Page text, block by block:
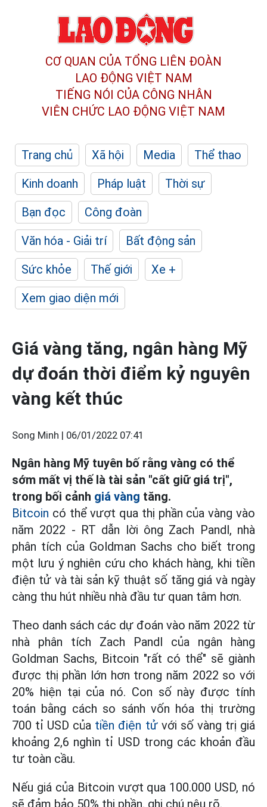
CƠ QUAN CỦA TỔNG LIÊN ĐOÀN
LAO ĐỘNG VIỆT NAM
TIẾNG NÓI CỦA CÔNG NHÂN
VIÊN CHỨC LAO ĐỘNG VIỆT NAM
Trang chủ Xã hội Media
Thể thao
Kinh doanh
Pháp luật
Thời sự
Bạn đọc
Công đoàn
Văn hóa - Giải trí
Bất động sản
Sức khỏe
Thế giới
Xe +
Xem giao diện mới
Giá vàng tăng, ngân hàng Mỹ
dự đoán thời điểm kỷ nguyên
vàng kết thúc
Song Minh | 06/01/2022 07:41
Ngân hàng Mỹ tuyên bố rằng vàng có thể
sớm mất vị thế là tài sản "cất giữ giá trị",
trong bối cảnh giá vàng tăng.
Bitcoin có thể vượt qua thị phần của vàng vào
năm 2022 - RT dẫn lời ông Zach Pandl, nhà
phân tích của Goldman Sachs cho biết trong
một lưu ý nghiên cứu cho khách hàng, khi tiền
điện tử và tài sản kỹ thuật số tăng giá và ngày
càng thu hút nhiều nhà đầu tư quan tâm hơn.
Theo danh sách các dự đoán vào năm 2022 từ
nhà phân tích Zach Pandl của ngân hàng
Goldman Sachs, Bitcoin "rất có thể" sẽ giành
được thị phần lớn hơn trong năm 2022 so với
20% hiện tại của nó. Con số này được tính
toán bằng cách so sánh vốn hóa thị trường
700 tỉ USD của tiền điện tửvới số vàng trị giá
khoảng 2,6 nghìn tỉ USD trong các khoản đầu
tư toàn cầu.
Nếu giá của Bitcoin vượt qua 100.000 USD, nó
sẽ đảm bảo 50% thị phần, ghi chú nêu rõ.